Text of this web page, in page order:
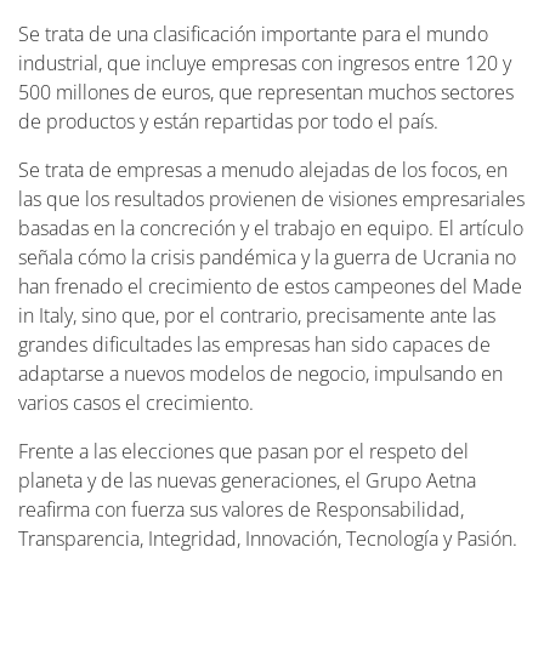
Se trata de una clasificación importante para el mundo
industrial, que incluye empresas con ingresos entre 120 y
500 millones de euros, que representan muchos sectores
de productos y están repartidas por todo el país.
Se trata de empresas a menudo alejadas de los focos, en
las que los resultados provienen de visiones empresariales
basadas en la concreción y el trabajo en equipo. El artículo
señala cómo la crisis pandémica y la guerra de Ucrania no
han frenado el crecimiento de estos campeones del Made
in Italy, sino que, por el contrario, precisamente ante las
grandes dificultades las empresas han sido capaces de
adaptarse a nuevos modelos de negocio, impulsando en
varios casos el crecimiento.
Frente a las elecciones que pasan por el respeto del
planeta y de las nuevas generaciones, el Grupo Aetna
reafirma con fuerza sus valores de Responsabilidad,
Transparencia, Integridad, Innovación, Tecnología y Pasión.